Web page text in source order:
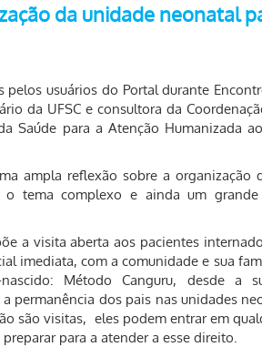
da unidade neonatal
usuários do Portal durante
da UFSC e consultora da
Saúde para a Atenção Humanizada
ampla reflexão sobre a organização
o tema complexo e ainda um
a visita aberta aos pacientes
imediata, com a comunidade e sua
Método Canguru, desde a
permanência dos pais nas unidades
são visitas, eles podem entrar em
para a atender a esse direito.